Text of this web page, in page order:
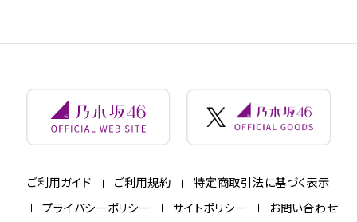
ご利用ガイド ご利用規約
特定商取引法に基づく表示
プライバシーポリシー
サイトポリシー お問い合わせ